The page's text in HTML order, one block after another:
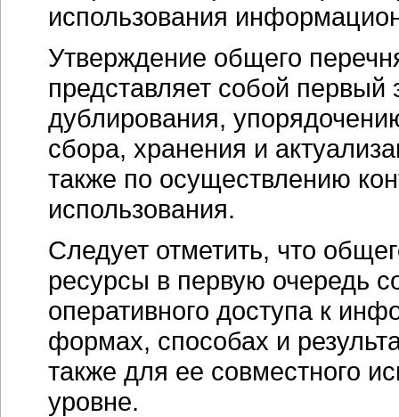
использования
Утверждение общего
представляет собой первый
дублирования,
сбора, хранения и
также по осуществлению
использования.
Следует отметить, что
ресурсы в первую очередь
оперативного доступа к
формах, способах и
также для ее совместного
уровне.